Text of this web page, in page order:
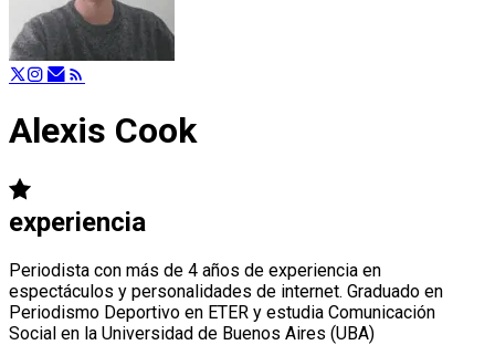
Alexis Cook
experiencia
Periodista con más de 4 años de experiencia en
espectáculos y personalidades de internet. Graduado en
Periodismo Deportivo en ETER y estudia Comunicación
Social en la Universidad de Buenos Aires (UBA)